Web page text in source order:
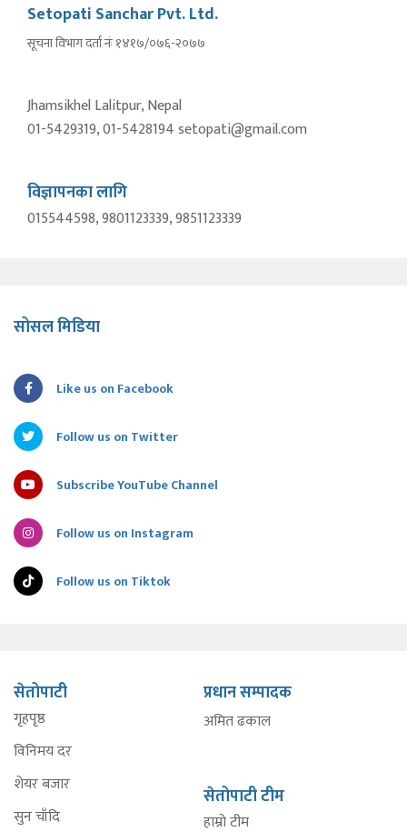
Setopati Sanchar Pvt. Ltd.
सूचना विभाग दर्ता नंः १४१७/०७६-२०७७
Jhamsikhel Lalitpur, Nepal
01-5429319, 01-5428194 setopati@gmail.com
विज्ञापनका लागि
015544598, 9801123339, 9851123339
सोसल मिडिया
Like us on Facebook
Follow us on Twitter
Subscribe YouTube Channel
Follow us on Instagram
Follow us on Tiktok
सेतोपाटी
गृहपृष्ठ
विनिमय दर
शेयर बजार
सुन चाँदि
प्रधान सम्पादक
अमित ढकाल
सेतोपाटी टीम
हाम्रो टीम